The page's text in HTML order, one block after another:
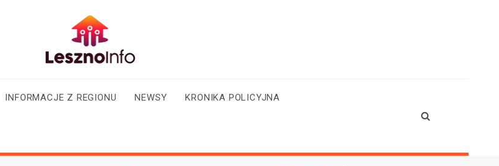
aktualności
INFORMACJE Z REGIONU NEWSY KRONIKA POLICYJNA